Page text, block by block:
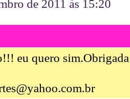
de 2011 às 15:20
eu quero